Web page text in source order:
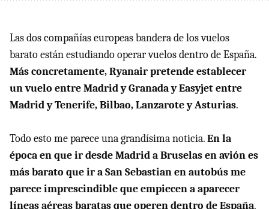
Las dos compañías europeas bandera de los vuelos
barato están estudiando operar vuelos dentro de España.
Más concretamente, Ryanair pretende establecer
un vuelo entre Madrid y Granada y Easyjet entre
Madrid y Tenerife, Bilbao, Lanzarote y Asturias.
Todo esto me parece una grandísima noticia.En la
época en que ir desde Madrid a Bruselas en avión es
más barato que ir a San Sebastian en autobús me
parece imprescindible que empiecen a aparecer
líneas aéreas baratas que operen dentro de España.